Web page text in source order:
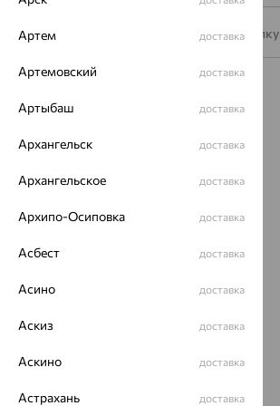
Подписаться на рассылку
Магазины и доставка г. Липецк
ул. Зегеля, 27/2
Другие города
Заказать звонок
Артем доставка
Артемовский доставка
Артыбаш доставка
Архангельск доставка
Архангельское доставка
Архипо-Осиповка доставка
Асбест доставка
Асино доставка
Аскиз доставка
Аскино доставка
Астрахань доставка